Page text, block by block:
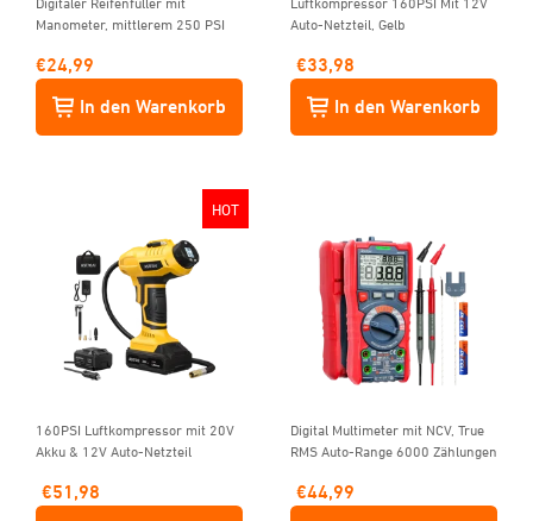
Manometer, mittlerem 250 PSI
€24,99
In den Warenkorb
Auto-Netzteil, Gelb
€33,98
In den Warenkorb
HOT
160PSI Luftkompressor mit 20V
Akku & 12V Auto-Netzteil
€51,98
Digital Multimeter mit NCV, True
RMS Auto-Range 6000 Zählungen
€44,99